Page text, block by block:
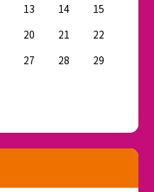
13 14
15
20 21
22
27 28
29